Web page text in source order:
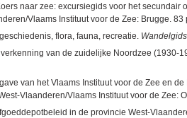
naar zee: excursiegids voor het secundair
Vlaams Instituut voor de Zee: Brugge. 83
flora, fauna, recreatie. Wandelgids
van de zuidelijke Noordzee
van het Vlaams Instituut voor de Zee en
Vlaanderen/Vlaams Instituut voor de Zee:
in de provincie West-